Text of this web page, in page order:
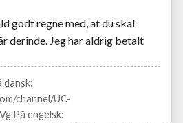
godt regne med, at du skal
derinde. Jeg har aldrig betalt
dansk:
channel/UC-
På engelsk: